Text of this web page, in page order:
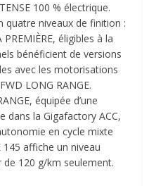
100 % électrique.
quatre niveaux de finition :
éligibles à la
bénéficient de versions
avec les motorisations
LONG RANGE.
équipée d’une
dans la Gigafactory ACC,
en cycle mixte
145 affiche un niveau
de 120 g/km seulement.